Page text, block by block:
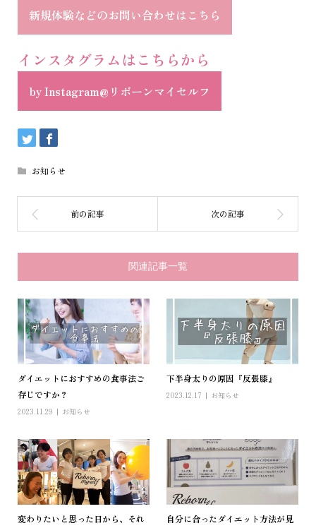
新規体験などのお問い合わせはこちら
インスタグラムはこちらから
by Instagram@リボーンマイセルフ
お知らせ
関連記事一覧
ダイエットにおすすめの食事法ご
存じですか？
2023.11.29 お知らせ
下半身太りの原因『反張膝』
2023.12.17 お知らせ
変わりたいと思った日から、それ
自分に合ったダイエット方法が見